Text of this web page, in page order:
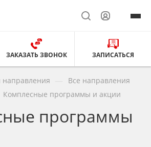
ЗАКАЗАТЬ ЗВОНОК ЗАПИСАТЬСЯ
Все направления
Комплесные программы и акции
программы